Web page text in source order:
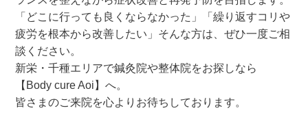
「どこに行っても良くならなかった」「繰り返すコリや
疲労を根本から改善したい」そんな方は、ぜひ一度ご相
談ください。
新栄・千種エリアで鍼灸院や整体院をお探しなら
【Body cure Aoi】へ。
皆さまのご来院を心よりお待ちしております。